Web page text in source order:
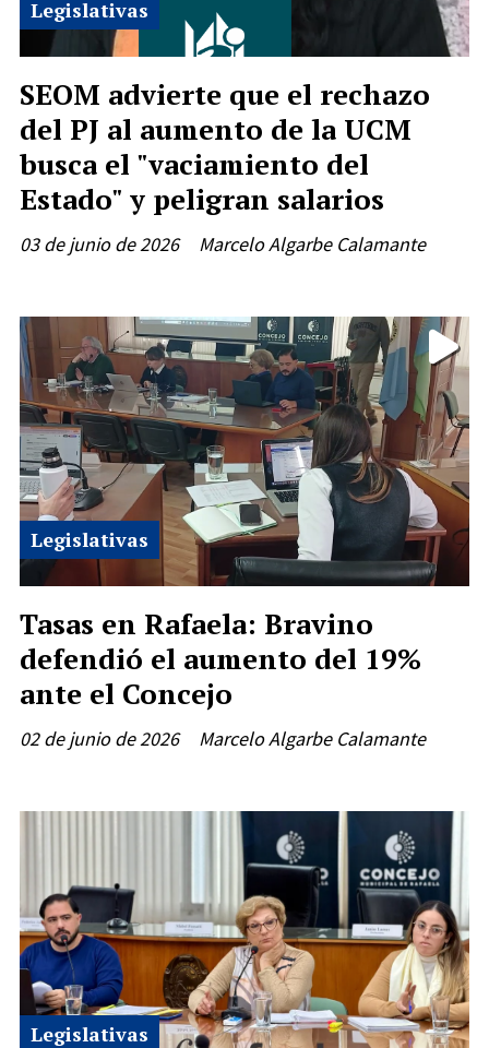
SEOM advierte que el rechazo
del PJ al aumento de la UCM
busca el "vaciamiento del
Estado" y peligran salarios
Marcelo Algarbe Calamante
Legislativas
03 de junio de 2026
Tasas en Rafaela: Bravino
defendió el aumento del 19%
ante el Concejo
Marcelo Algarbe Calamante
Legislativas
02 de junio de 2026
Legislativas